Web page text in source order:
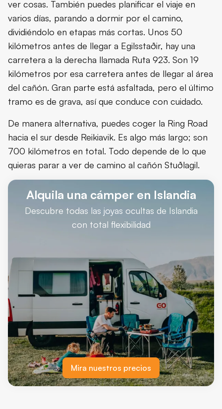
ver cosas. También puedes planificar el viaje en
varios días, parando a dormir por el camino,
dividiéndolo en etapas más cortas. Unos 50
kilómetros antes de llegar a Egilsstaðir, hay una
carretera a la derecha llamada Ruta 923. Son 19
kilómetros por esa carretera antes de llegar al área
del cañón. Gran parte está asfaltada, pero el último
tramo es de grava, así que conduce con cuidado.
De manera alternativa, puedes coger la Ring Road
hacia el sur desde Reikiavik. Es algo más largo; son
700 kilómetros en total. Todo depende de lo que
quieras parar a ver de camino al cañón Stuðlagil.
Alquila una cámper en Islandia
Descubre todas las joyas ocultas de Islandia
con total flexibilidad
Mira nuestros precios